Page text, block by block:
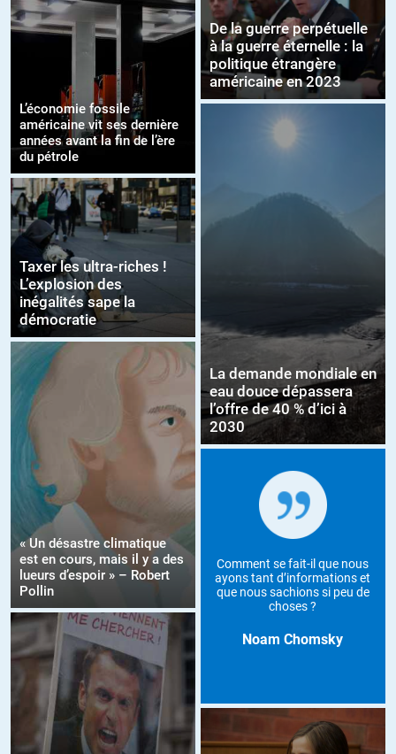
L’économie fossile
américaine vit ses dernière
années avant la fin de l’ère
du pétrole
Taxer les ultra-riches !
L’explosion des
inégalités sape la
démocratie
« Un désastre climatique
est en cours, mais il y a des
lueurs d’espoir » – Robert
Pollin
De la guerre perpétuelle
à la guerre éternelle : la
politique étrangère
américaine en 2023
La demande mondiale en
eau douce dépassera
l’offre de 40 % d’ici à
2030
Comment se fait-il que nous
ayons tant d’informations et
que nous sachions si peu de
choses ?
Noam Chomsky